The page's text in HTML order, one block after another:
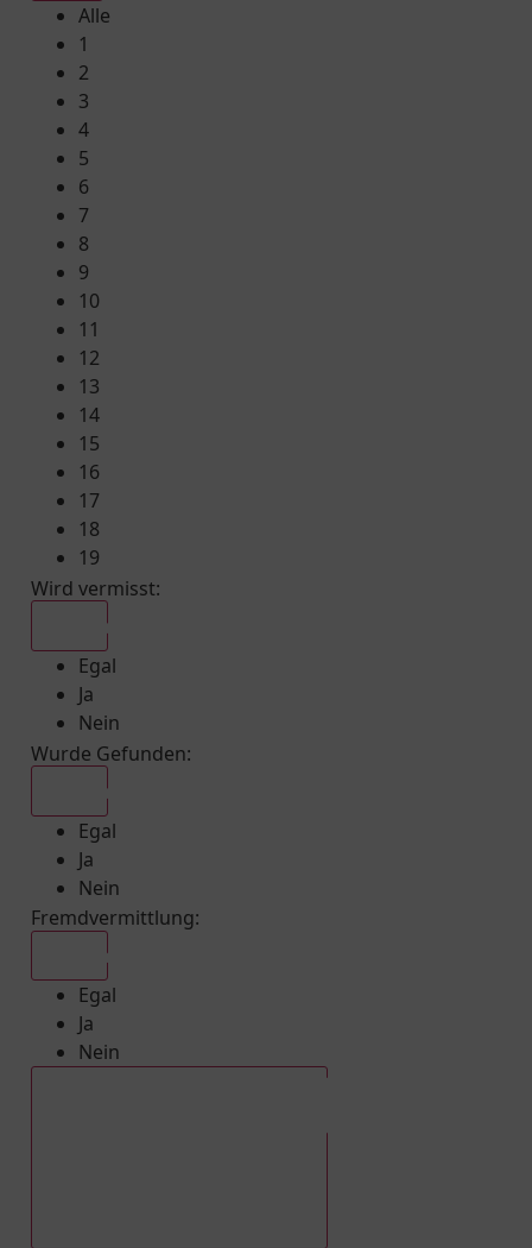
Alle
1
2
3
4
5
6
7
8
9
10
11
12
13
14
15
16
17
18
19
Wird vermisst:
Egal
Ja
Nein
Wurde Gefunden:
Egal
Ja
Nein
Fremdvermittlung:
Egal
Ja
Nein